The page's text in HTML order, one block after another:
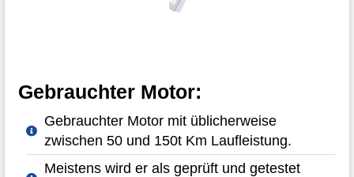
Gebrauchter Motor:
Gebrauchter Motor mit üblicherweise
zwischen 50 und 150t Km Laufleistung.
Meistens wird er als geprüft und getestet